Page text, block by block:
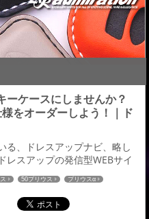
ーケースにしませんか？
をオーダーしよう！｜ド
る、ドレスアップナビ、略し
レスアップの発信型WEBサイ
」の記事が掲載されました
産高級皮革の姫路レザーを採
種 →続きはこちら←ドレナ
こちら≫
50プリウス
プリウスα
CX-5 ドレナビ